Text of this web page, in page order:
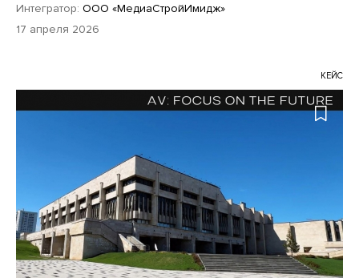
Интегратор: ООО «МедиаСтройИмидж»
17 апреля 2026
КЕЙС